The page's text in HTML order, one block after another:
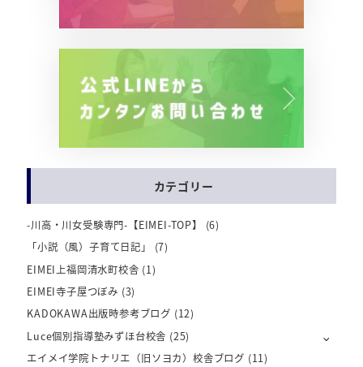
カテゴリー
-川高・川女受験専門-【EIMEI-TOP】
(6)
「小説（風）子育て日記」
(7)
EIMEI上福岡清水町校舎 (1)
EIMEI寺子屋つぼみ (3)
KADOKAWA出版時参考ブログ (12)
Luce個別指導塾みずほ台校舎 (25)
エイメイ学院トナリエ（旧ソヨカ）校舎ブログ (11)